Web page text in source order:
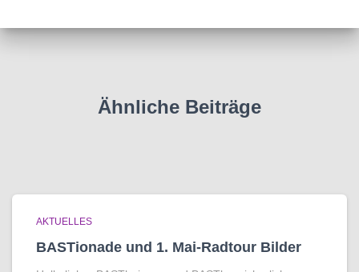
Ähnliche Beiträge
AKTUELLES
BASTionade und 1. Mai-Radtour Bilder